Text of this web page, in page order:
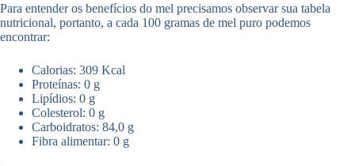
Para entender os benefícios do mel precisamos observar sua tabela
nutricional, portanto, a cada 100 gramas de mel puro podemos
encontrar:
Calorias: 309 Kcal
Proteínas: 0 g
Lipídios: 0 g
Colesterol: 0 g
Carboidratos: 84,0 g
Fibra alimentar: 0 g